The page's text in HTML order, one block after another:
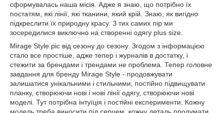
сформувалась наша місія. Адже я знаю, що потрібно їх
постатям, які лінії, які тканини, який крій. Знаю, як вигідно
підкреслити їх природну красу. З тих самих пір ми
зосередилися виключно на створенні одягу plus size.
Mirage Style ріс від сезону до сезону. Згодом з інформацією
стало все простіше, адже тепер і журналів в достатку, і
стежити за брендами і трендами не проблема. Тепер головне
завдання для бренду Mirage Style - продовжувати
залишатися унікальними і стильними, постійно підвищувати
планку, створюючи нові і нові лінії одягу, створюючи нові
моделі. Тут потрібна інтуїція і постійні експерименти. Кожну